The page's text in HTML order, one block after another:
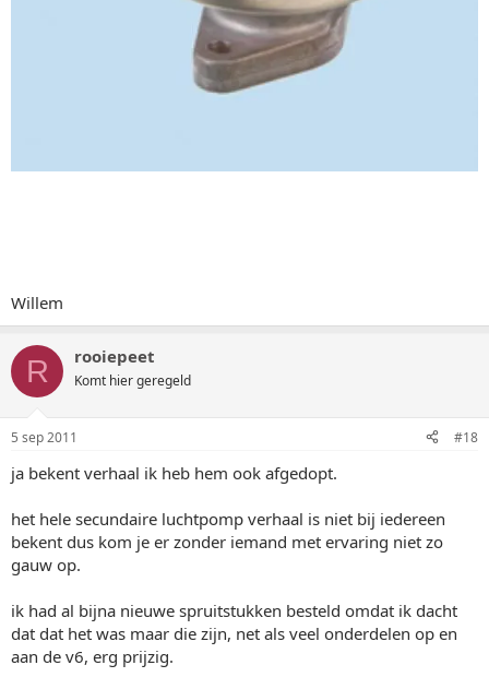
Willem
R rooiepeet
Komt hier geregeld
5 sep 2011 #18
ja bekent verhaal ik heb hem ook afgedopt.
het hele secundaire luchtpomp verhaal is niet bij iedereen
bekent dus kom je er zonder iemand met ervaring niet zo
gauw op.
ik had al bijna nieuwe spruitstukken besteld omdat ik dacht
dat dat het was maar die zijn, net als veel onderdelen op en
aan de v6, erg prijzig.